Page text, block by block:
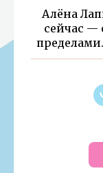
Алёна
сейчас —